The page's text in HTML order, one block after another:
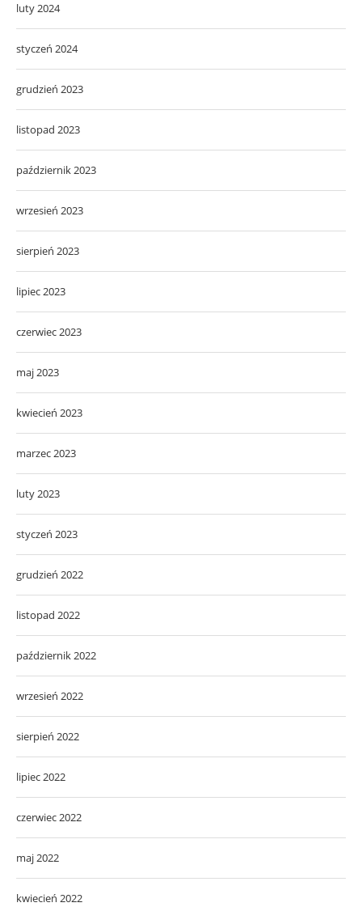
luty 2024
styczeń 2024
grudzień 2023
listopad 2023
październik 2023
wrzesień 2023
sierpień 2023
lipiec 2023
czerwiec 2023
maj 2023
kwiecień 2023
marzec 2023
luty 2023
styczeń 2023
grudzień 2022
listopad 2022
październik 2022
wrzesień 2022
sierpień 2022
lipiec 2022
czerwiec 2022
maj 2022
kwiecień 2022